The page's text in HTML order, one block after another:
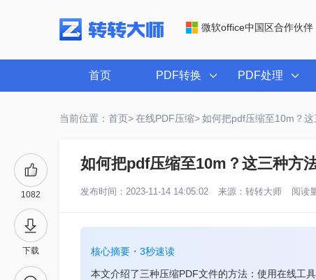
微软office中国区合作伙伴
首页 PDF转换 PDF处理
当前位置：首页> 在线PDF压缩> 如何把pdf压缩至10m？这
1082
下载
如何把pdf压缩至10m？这三种方
发布时间：2023-11-14 14:05:02 来源： 转转大师 阅读
核心摘要・3秒速读
本文介绍了三种压缩PDF文件的方法：使用在线工